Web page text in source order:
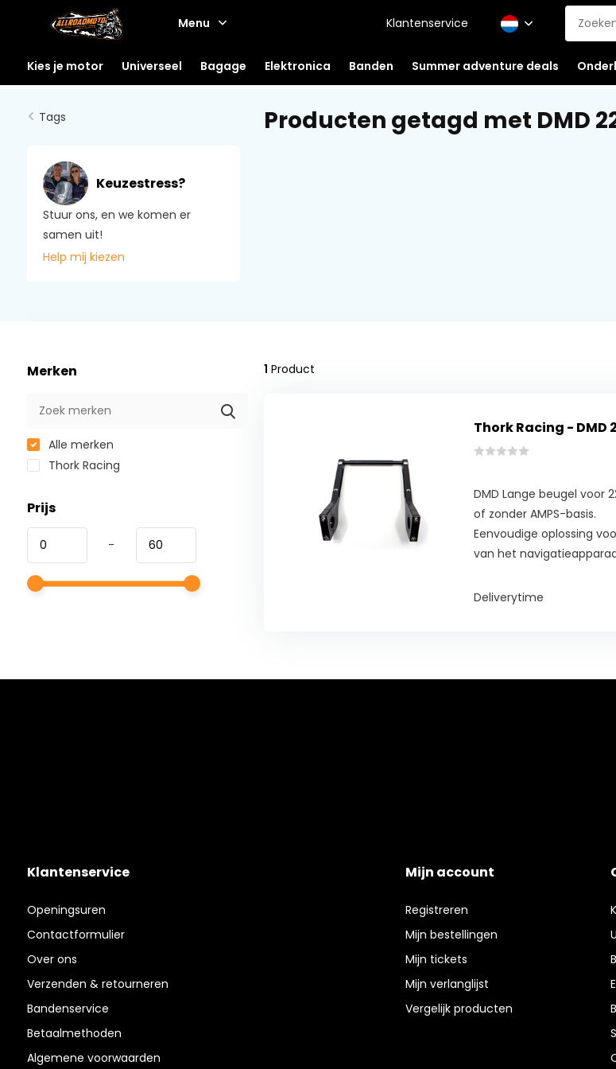
Menu Klantenservice
Kies je motor Universeel Bagage Elektronica Banden Summer adventure deals
Tags
Keuzestress?
Stuur ons, en we komen er
samen uit!
Help mij kiezen
Producten getagd met DMD
Merken
Alle merken
Thork Racing
Prijs
-
1 Product
Thork Racing -
DMD Lange beugel voor
of zonder AMPS-basis.
Eenvoudige oplossing
van het
Deliverytime
Klantenservice
Openingsuren
Contactformulier
Over ons
Verzenden & retourneren
Bandenservice
Betaalmethoden
Algemene voorwaarden
Mijn account
Registreren
Mijn bestellingen
Mijn tickets
Mijn verlanglijst
Vergelijk producten